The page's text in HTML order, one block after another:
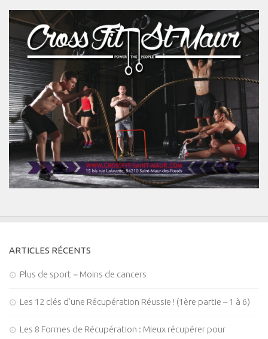
ARTICLES RÉCENTS
Plus de sport = Moins de cancers
Les 12 clés d’une Récupération Réussie ! (1ère partie – 1 à 6)
Les 8 Formes de Récupération : Mieux récupérer pour